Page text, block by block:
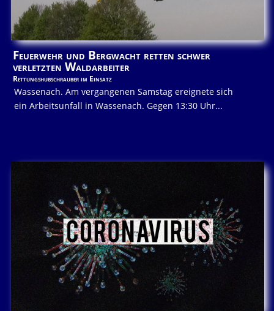
Feuerwehr und Bergwacht retten schwer
verletzten Waldarbeiter
Rettungshubschrauber im Einsatz
Wassenach. Am vergangenen Samstag ereignete sich
ein Arbeitsunfall in Wassenach. Gegen 13:30 Uhr...